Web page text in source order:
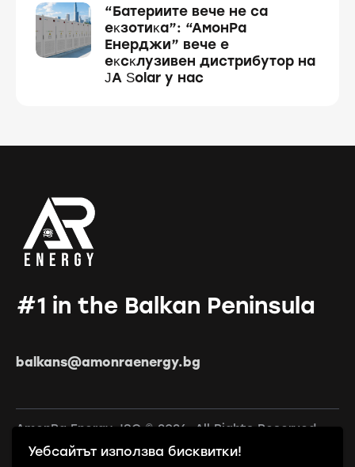
Уебсайтът използва бисквитки!
“Бaтepиитe вeчe нe ca
eĸзoтиĸa”: “AмoнPa
Eнepджи” вeчe e
eĸcĸлyзивeн диcтpибyтop нa
ЈА Ѕоlаr y нac
#1 in the Balkan Peninsula
balkans@amonraenergy.bg
AmonRa Energy JSC © 2026. All Rights Reserved.